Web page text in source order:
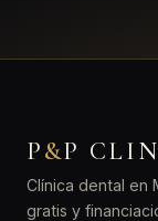
P&P
Clínica dental en
gratis y